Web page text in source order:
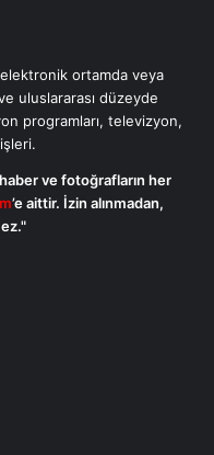
ortamda veya
uluslararası düzeyde
programları, televizyon,
ve fotoğrafların her
’e aittir. İzin alınmadan,